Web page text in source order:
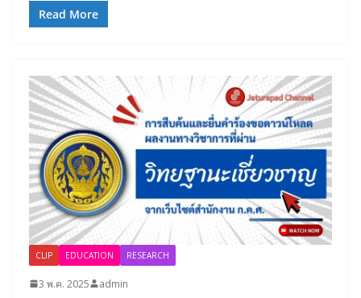
Read More
CLIP EDUCATION RESEARCH
3 พ.ค. 2025 admin